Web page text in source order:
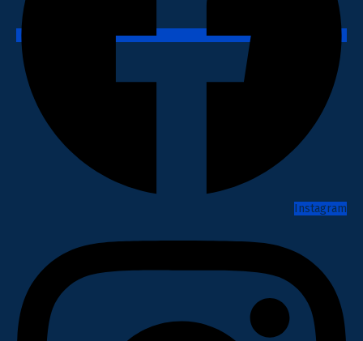
Instagram